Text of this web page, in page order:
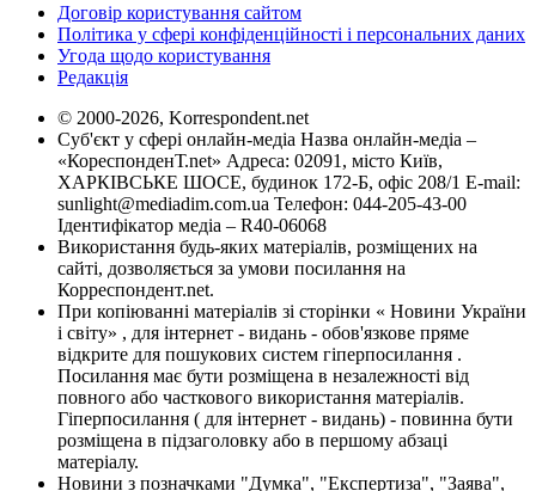
Договір користування сайтом
Політика у сфері конфіденційності і персональних даних
Угода щодо користування
Редакція
© 2000-2026, Korrespondent.net
Суб'єкт у сфері онлайн-медіа Назва онлайн-медіа –
«КореспонденТ.net» Адреса: 02091, місто Київ,
ХАРКІВСЬКЕ ШОСЕ, будинок 172-Б, офіс 208/1 E-mail:
sunlight@mediadim.com.ua Телефон: 044-205-43-00
Ідентифікатор медіа – R40-06068
Використання будь-яких матеріалів, розміщених на
сайті, дозволяється за умови посилання на
Корреспондент.net.
При копіюванні матеріалів зі сторінки « Новини України
і світу» , для інтернет - видань - обов'язкове пряме
відкрите для пошукових систем гіперпосилання .
Посилання має бути розміщена в незалежності від
повного або часткового використання матеріалів.
Гіперпосилання ( для інтернет - видань) - повинна бути
розміщена в підзаголовку або в першому абзаці
матеріалу.
Новини з позначками "Думка", "Експертиза", "Заява",